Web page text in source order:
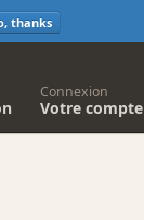
thanks
Connexion
Votre compte